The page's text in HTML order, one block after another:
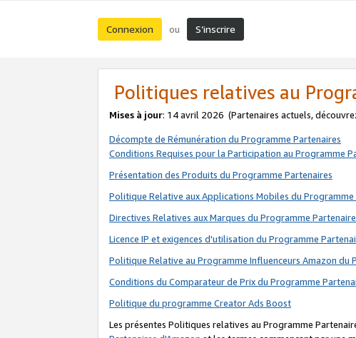
Connexion ou S’inscrire
Politiques relatives au
Mises à jour: 14 avril 2026 (Partenaires actuels,
Décompte de Rémunération du Programme Partenaires
Conditions Requises pour la Participation au Programme
Présentation des Produits du Programme Partenaires
Politique Relative aux Applications Mobiles du Programme
Directives Relatives aux Marques du Programme
Licence IP et exigences d'utilisation du Programme
Politique Relative au Programme Influenceurs Amazon du
Conditions du Comparateur de Prix du Programme
Politique du programme Creator Ads Boost
Les présentes Politiques relatives au Programme